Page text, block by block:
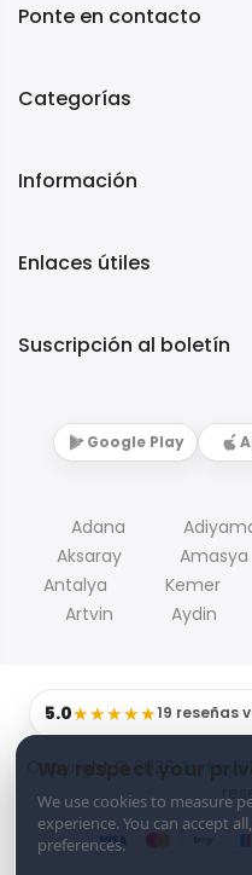
We respect your
We use cookies to measure
experience. You can accept
preferences.
Ponte en contacto
Categorías
Información
Enlaces útiles
Suscripción al boletín
Google Play
Adana
Aksaray
Amasya
Antalya
Kemer
Artvin
Aydin
5.0★★★★★19 reseñas
Copyright © 2026Turkey